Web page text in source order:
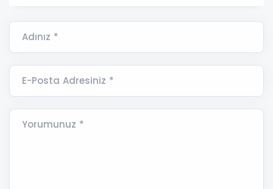
Adınız *
E-Posta Adresiniz *
Yorumunuz *